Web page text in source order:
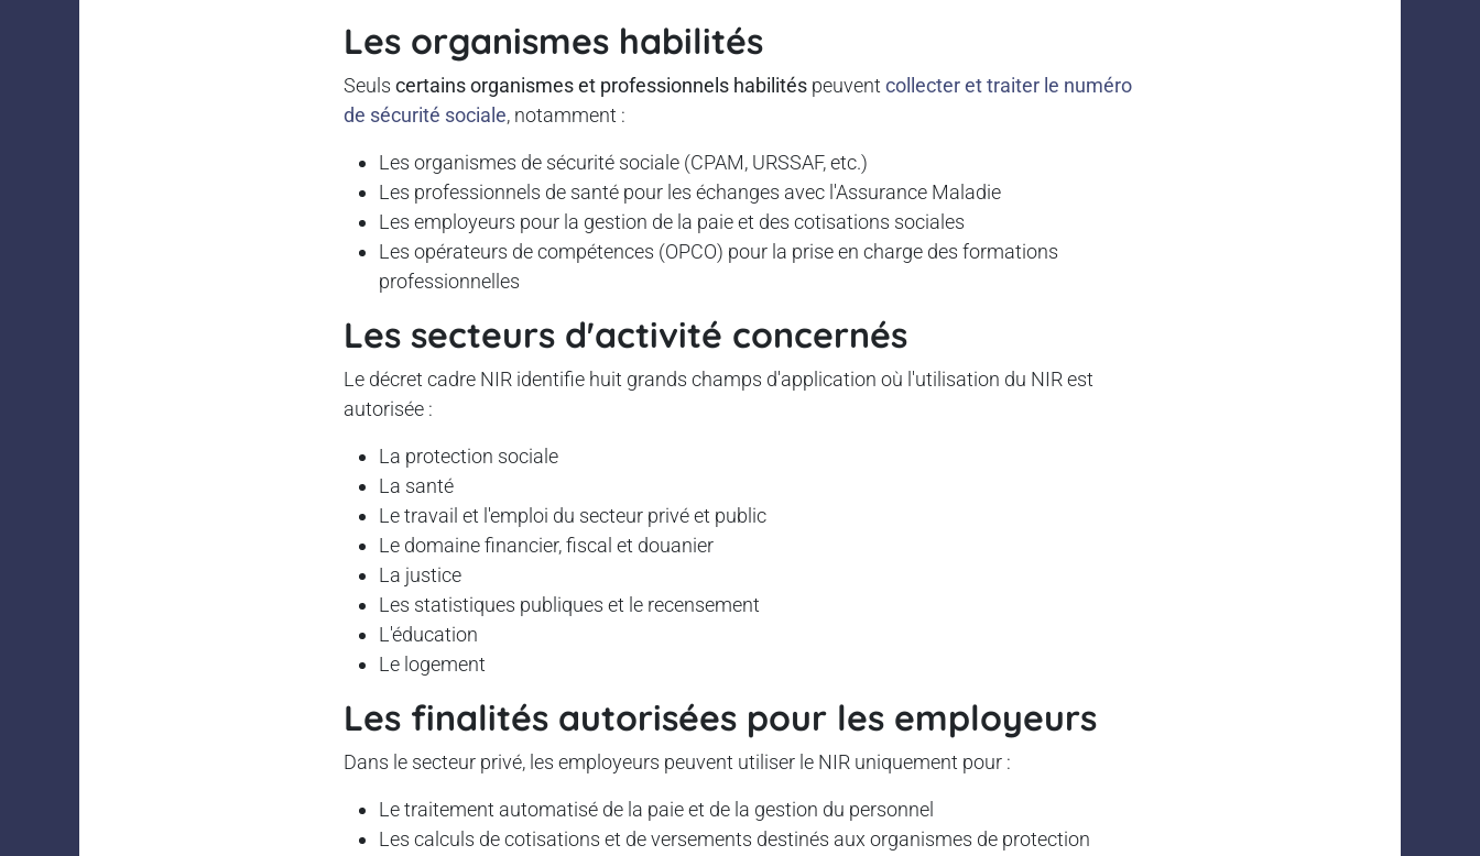
Les organismes habilités
Seuls certains organismes et professionnels habilités peuvent collecter et traiter le numéro
de sécurité sociale, notamment :
Les organismes de sécurité sociale (CPAM, URSSAF, etc.)
Les professionnels de santé pour les échanges avec l'Assurance Maladie
Les employeurs pour la gestion de la paie et des cotisations sociales
Les opérateurs de compétences (OPCO) pour la prise en charge des formations
professionnelles
Les secteurs d'activité concernés
Le décret cadre NIR identifie huit grands champs d'application où l'utilisation du NIR est
autorisée :
La protection sociale
La santé
Le travail et l'emploi du secteur privé et public
Le domaine financier, fiscal et douanier
La justice
Les statistiques publiques et le recensement
L'éducation
Le logement
Les finalités autorisées pour les employeurs
Dans le secteur privé, les employeurs peuvent utiliser le NIR uniquement pour :
Le traitement automatisé de la paie et de la gestion du personnel
Les calculs de cotisations et de versements destinés aux organismes de protection